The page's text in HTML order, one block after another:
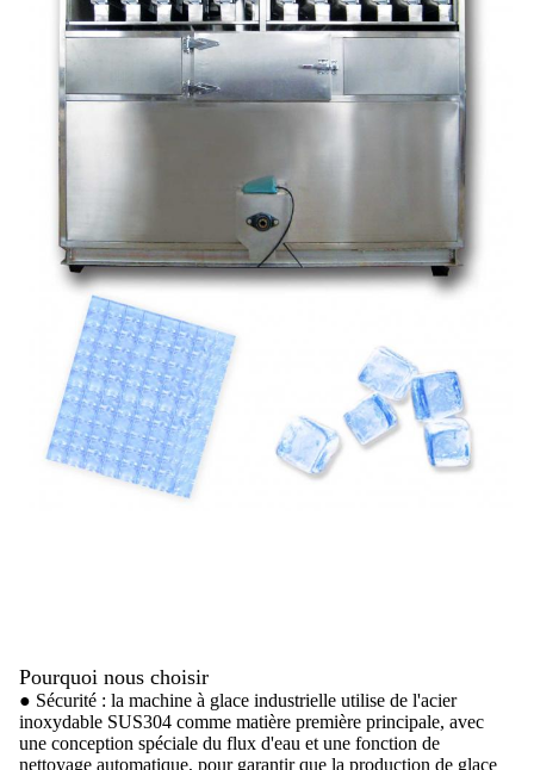
Pourquoi nous choisir
● Sécurité : la machine à glace industrielle utilise de l'acier
inoxydable SUS304 comme matière première principale, avec
une conception spéciale du flux d'eau et une fonction de
nettoyage automatique, pour garantir que la production de glace